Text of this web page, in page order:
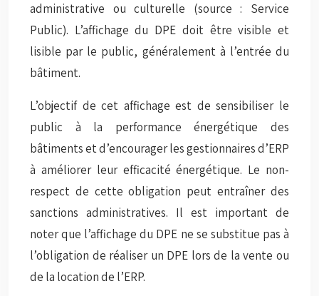
administrative ou culturelle (source : Service
Public). L’affichage du DPE doit être visible et
lisible par le public, généralement à l’entrée du
bâtiment.
L’objectif de cet affichage est de sensibiliser le
public à la performance énergétique des
bâtiments et d’encourager les gestionnaires d’ERP
à améliorer leur efficacité énergétique. Le non-
respect de cette obligation peut entraîner des
sanctions administratives. Il est important de
noter que l’affichage du DPE ne se substitue pas à
l’obligation de réaliser un DPE lors de la vente ou
de la location de l’ERP.